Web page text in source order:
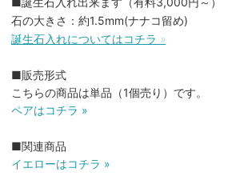
石の大きさ：約1.5mm(ナナコ留め)
誕生石入れについてはコチラ »
■販売形式
こちらの商品は単品（1個売り）です。
ペアはコチラ »
■関連商品
イエローはコチラ »